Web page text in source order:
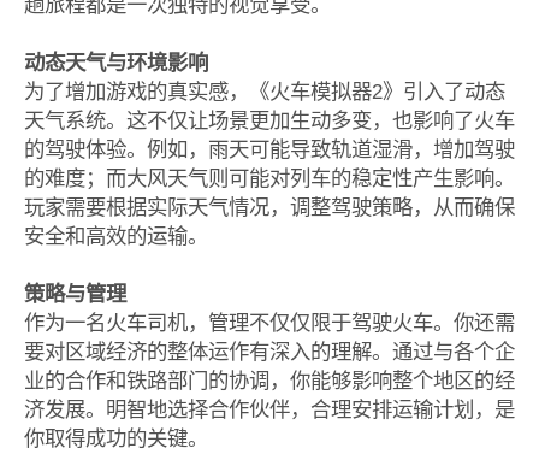
动态天气与环境影响
为了增加游戏的真实感，《火车模拟器2》引入了动态
天气系统。这不仅让场景更加生动多变，也影响了火车
的驾驶体验。例如，雨天可能导致轨道湿滑，增加驾驶
的难度；而大风天气则可能对列车的稳定性产生影响。
玩家需要根据实际天气情况，调整驾驶策略，从而确保
安全和高效的运输。
策略与管理
作为一名火车司机，管理不仅仅限于驾驶火车。你还需
要对区域经济的整体运作有深入的理解。通过与各个企
业的合作和铁路部门的协调，你能够影响整个地区的经
济发展。明智地选择合作伙伴，合理安排运输计划，是
你取得成功的关键。